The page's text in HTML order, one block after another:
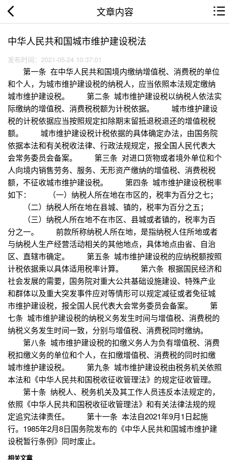
文章内容
中华人民共和国城市维护建设税法
发布时间：2021-05-24 10:37:01
第一条 在中华人民共和国境内缴纳增值税、消费税的单位
和个人，为城市维护建设税的纳税人，应当依照本法规定缴纳
城市维护建设税。 第二条 城市维护建设税以纳税人依法实
际缴纳的增值税、消费税税额为计税依据。 城市维护建设
税的计税依据应当按照规定扣除期末留抵退税退还的增值税税
额。 城市维护建设税计税依据的具体确定办法，由国务院
依据本法和有关税收法律、行政法规规定，报全国人民代表大
会常务委员会备案。 第三条 对进口货物或者境外单位和个
人向境内销售劳务、服务、无形资产缴纳的增值税、消费税税
额，不征收城市维护建设税。 第四条 城市维护建设税税率
如下： （一）纳税人所在地在市区的，税率为百分之七；
（二）纳税人所在地在县城、镇的，税率为百分之五；
（三）纳税人所在地不在市区、县城或者镇的，税率为百
分之一。 前款所称纳税人所在地，是指纳税人住所地或者
与纳税人生产经营活动相关的其他地点，具体地点由省、自治
区、直辖市确定。 第五条 城市维护建设税的应纳税额按照
计税依据乘以具体适用税率计算。 第六条 根据国民经济和
社会发展的需要，国务院对重大公共基础设施建设、特殊产业
和群体以及重大突发事件应对等情形可以规定减征或者免征城
市维护建设税，报全国人民代表大会常务委员会备案。 第
七条 城市维护建设税的纳税义务发生时间与增值税、消费税的
纳税义务发生时间一致，分别与增值税、消费税同时缴纳。
第八条 城市维护建设税的扣缴义务人为负有增值税、消费
税扣缴义务的单位和个人，在扣缴增值税、消费税的同时扣缴
城市维护建设税。 第九条 城市维护建设税由税务机关依照
本法和《中华人民共和国税收征收管理法》的规定征收管理。
第十条 纳税人、税务机关及其工作人员违反本法规定的，
依照《中华人民共和国税收征收管理法》和有关法律法规的规
定追究法律责任。 第十一条 本法自2021年9月1日起施
行。1985年2月8日国务院发布的《中华人民共和国城市维护建
设税暂行条例》同时废止。
相关文章